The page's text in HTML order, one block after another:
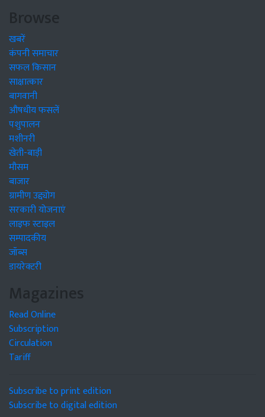
Browse
खबरें
कंपनी समाचार
सफल किसान
साक्षात्कार
बागवानी
औषधीय फसलें
पशुपालन
मशीनरी
खेती-बाड़ी
मौसम
बाजार
ग्रामीण उद्द्योग
सरकारी योजनाएं
लाइफ स्टाइल
सम्पादकीय
जॉब्स
डायरेक्टरी
Magazines
Read Online
Subscription
Circulation
Tariff
Subscribe to print edition
Subscribe to digital edition